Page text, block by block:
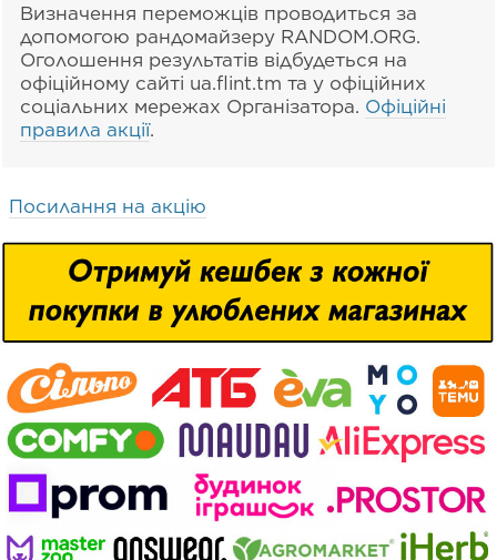
Визначення переможців проводиться за
допомогою рандомайзеру RANDOM.ORG.
Оголошення результатів відбудеться на
офіційному сайті ua.flint.tm та у офіційних
соціальних мережах Організатора. Офіційні
правила акції.
Посилання на акцію